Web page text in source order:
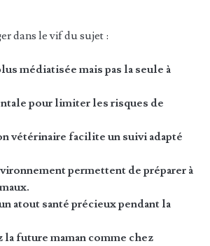
dans le vif du sujet :
médiatisée mais pas la seule à
pour limiter les risques de
vétérinaire facilite un suivi adapté
permettent de préparer à
atout santé précieux pendant la
future maman comme chez